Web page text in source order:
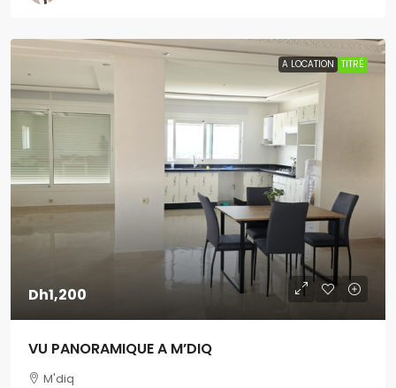
A LOCATION TITRÉ
Dh1,200
VU PANORAMIQUE A M’DIQ
M'diq